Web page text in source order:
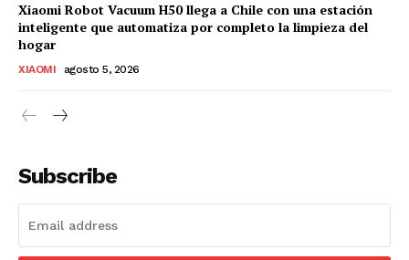
Xiaomi Robot Vacuum H50 llega a Chile con una estación
inteligente que automatiza por completo la limpieza del
hogar
XIAOMI agosto 5, 2026
Subscribe